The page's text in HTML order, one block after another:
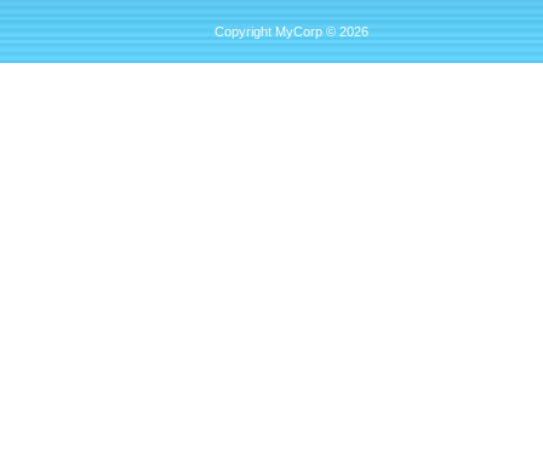
Copyright MyCorp © 2026